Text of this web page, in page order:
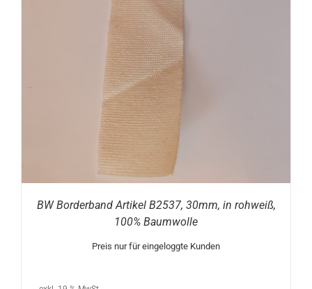
BW Borderband Artikel B2537, 30mm, in rohweiß,
100% Baumwolle
Preis nur für eingeloggte Kunden